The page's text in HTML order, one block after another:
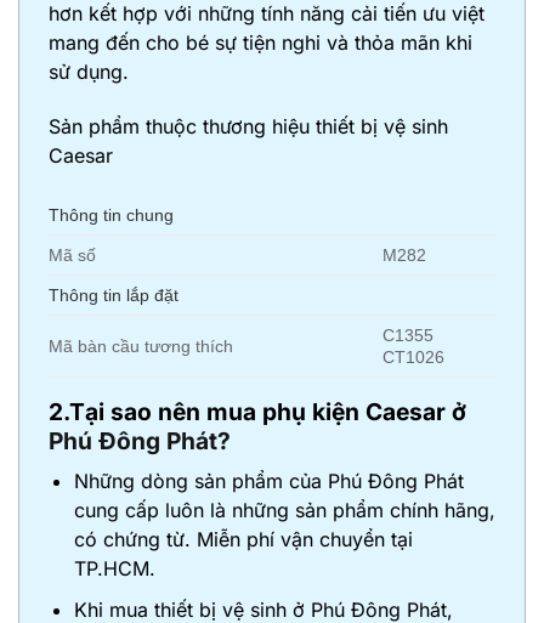
hơn kết hợp với những tính năng cải tiến ưu việt
mang đến cho bé sự tiện nghi và thỏa mãn khi
sử dụng.
Sản phẩm thuộc thương hiệu thiết bị vệ sinh
Caesar
Thông tin chung
Mã số M282
Thông tin lắp đặt
Mã bàn cầu tương thích
C1355
CT1026
2.Tại sao nên mua phụ kiện Caesar ở
Phú Đông Phát?
Những dòng sản phẩm của Phú Đông Phát
cung cấp luôn là những sản phẩm chính hãng,
có chứng từ. Miễn phí vận chuyển tại
TP.HCM.
Khi mua thiết bị vệ sinh ở Phú Đông Phát,